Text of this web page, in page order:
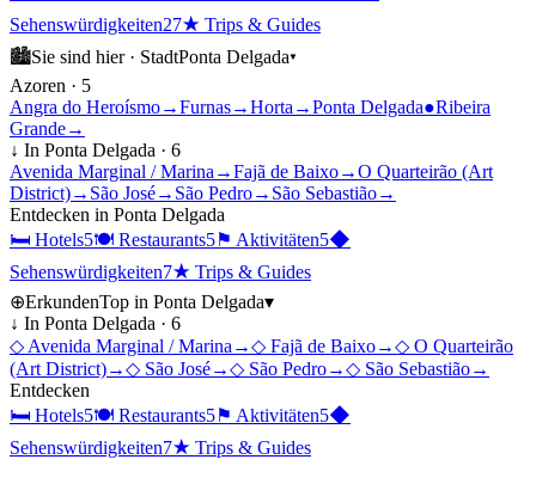
Sehenswürdigkeiten27★ Trips & Guides
🏙Sie sind hier · StadtPonta Delgada▾
Azoren · 5
Angra do Heroísmo→Furnas→Horta →Ponta Delgada●Ribeira
Grande→
↓ In Ponta Delgada · 6
Avenida Marginal / Marina →Fajã de Baixo→O Quarteirão (Art
District)→ São José→ São Pedro→ São Sebastião→
Entdecken in Ponta Delgada
🛏 Hotels5🍽 Restaurants5⚑ Aktivitäten5◆
Sehenswürdigkeiten7★ Trips & Guides
⊕ErkundenTop in Ponta Delgada▾
↓ In Ponta Delgada · 6
◇ Avenida Marginal / Marina →◇ Fajã de Baixo→◇ O Quarteirão
(Art District)→◇ São José→◇ São Pedro→◇ São Sebastião→
Entdecken
🛏 Hotels5🍽 Restaurants5⚑ Aktivitäten5◆
Sehenswürdigkeiten7★ Trips & Guides